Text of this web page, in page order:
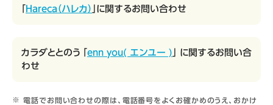
Hareca（ハレカ） 」に関するお問い合わせ
カラダととのう 「 enn you( エンユー ) 」 に関するお問い合
わせ
電話でお問い合わせの際は、電話番号をよくお確かめのうえ、おかけ